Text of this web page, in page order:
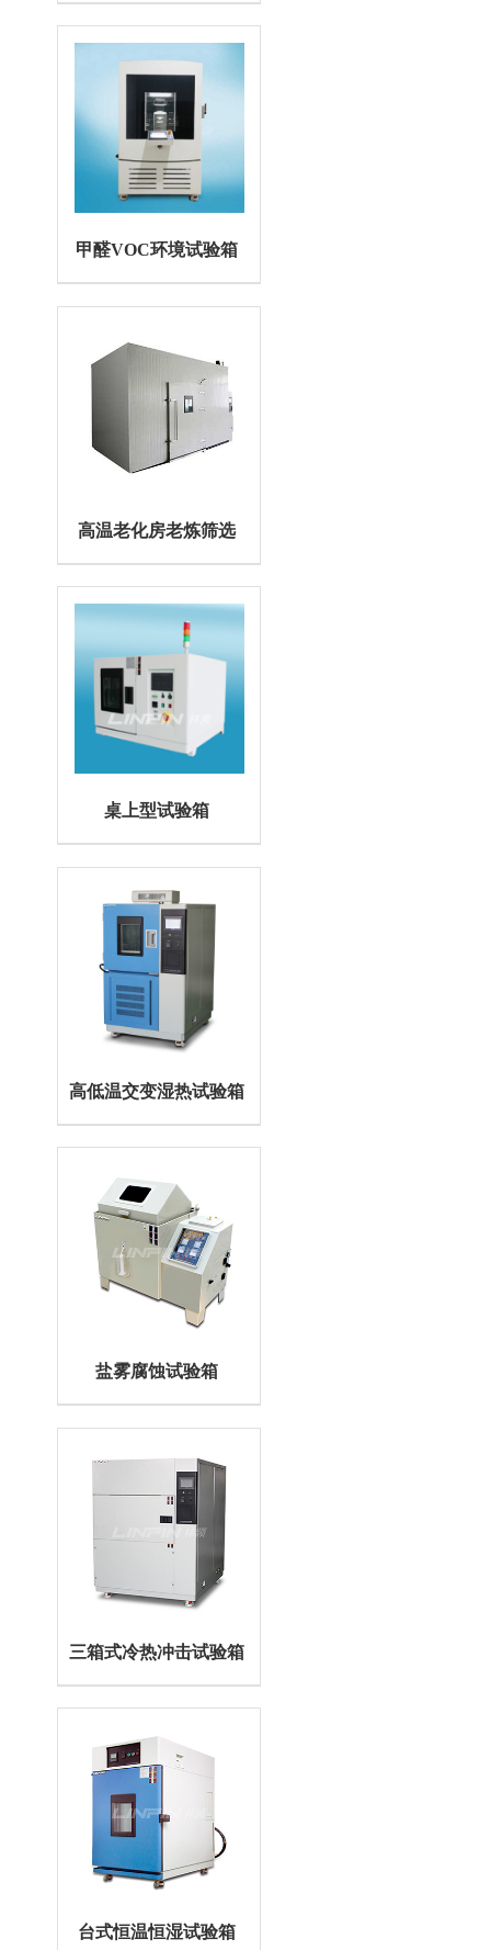
甲醛VOC环境试验箱
高温老化房老炼筛选
桌上型试验箱
高低温交变湿热试验箱
盐雾腐蚀试验箱
三箱式冷热冲击试验箱
台式恒温恒湿试验箱